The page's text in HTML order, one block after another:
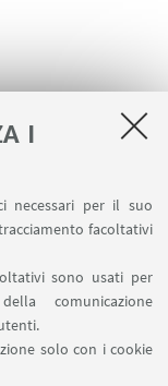
I
necessari per il suo
facoltativi
sono usati per
comunicazione
solo con i cookie
SU: